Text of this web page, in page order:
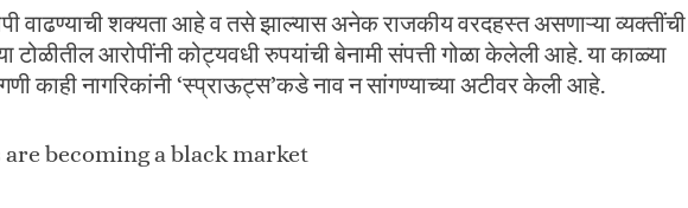
वाढण्याची शक्यता आहे व तसे झाल्यास अनेक राजकीय वरदहस्त असणाऱ्या व्यक्तींची
टोळीतील आरोपींनी कोट्यवधी रुपयांची बेनामी संपत्ती गोळा केलेली आहे. या काळ्या
काही नागरिकांनी ‘स्प्राऊट्स’कडे नाव न सांगण्याच्या अटीवर केली आहे.
becoming a black market